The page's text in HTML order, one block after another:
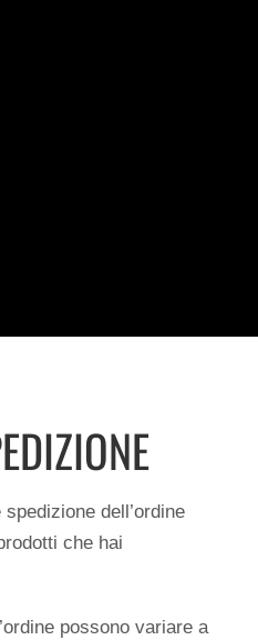
dell’ordine
che hai
possono variare a